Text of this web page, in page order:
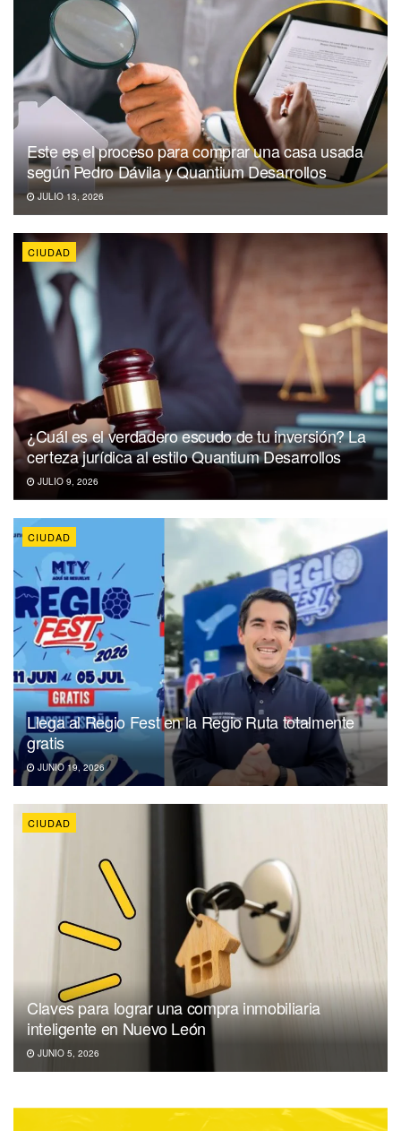
Este es el proceso para comprar una casa usada
según Pedro Dávila y Quantium Desarrollos
JULIO 13, 2026
CIUDAD
¿Cuál es el verdadero escudo de tu inversión? La
certeza jurídica al estilo Quantium Desarrollos
JULIO 9, 2026
CIUDAD
Llega al Regio Fest en la Regio Ruta totalmente
gratis
JUNIO 19, 2026
CIUDAD
Claves para lograr una compra inmobiliaria
inteligente en Nuevo León
JUNIO 5, 2026